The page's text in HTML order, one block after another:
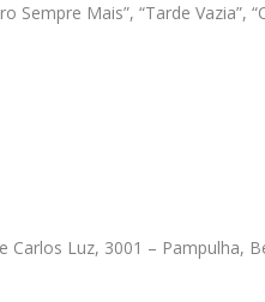
Sempre Mais”, “Tarde Vazia”,
Carlos Luz, 3001 – Pampulha,